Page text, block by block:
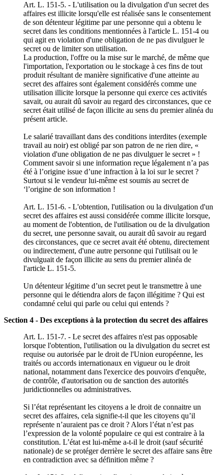
Art. L. 151-5. - L'utilisation ou la divulgation d'un secret des
affaires est illicite lorsqu'elle est réalisée sans le consentement
de son détenteur légitime par une personne qui a obtenu le
secret dans les conditions mentionnées à l'article L. 151-4 ou
qui agit en violation d'une obligation de ne pas divulguer le
secret ou de limiter son utilisation.
La production, l'offre ou la mise sur le marché, de même que
l'importation, l'exportation ou le stockage à ces fins de tout
produit résultant de manière significative d'une atteinte au
secret des affaires sont également considérés comme une
utilisation illicite lorsque la personne qui exerce ces activités
savait, ou aurait dû savoir au regard des circonstances, que ce
secret était utilisé de façon illicite au sens du premier alinéa du
présent article.
Le salarié travaillant dans des conditions interdites (exemple
travail au noir) est obligé par son patron de ne rien dire, «
violation d'une obligation de ne pas divulguer le secret » !
Comment savoir si une information reçue légalement n’a pas
été à l’origine issue d’une infraction à la loi sur le secret ?
Surtout si le vendeur lui-même est soumis au secret de
‘l’origine de son information !
Art. L. 151-6. - L'obtention, l'utilisation ou la divulgation d'un
secret des affaires est aussi considérée comme illicite lorsque,
au moment de l'obtention, de l'utilisation ou de la divulgation
du secret, une personne savait, ou aurait dû savoir au regard
des circonstances, que ce secret avait été obtenu, directement
ou indirectement, d'une autre personne qui l'utilisait ou le
divulguait de façon illicite au sens du premier alinéa de
l'article L. 151-5.
Un détenteur légitime d’un secret peut le transmettre à une
personne qui le détiendra alors de façon illégitime ? Qui est
condamné celui qui parle ou celui qui entends ?
Section 4 - Des exceptions à la protection du secret des affaires
Art. L. 151-7. - Le secret des affaires n'est pas opposable
lorsque l'obtention, l'utilisation ou la divulgation du secret est
requise ou autorisée par le droit de l'Union européenne, les
traités ou accords internationaux en vigueur ou le droit
national, notamment dans l'exercice des pouvoirs d'enquête,
de contrôle, d'autorisation ou de sanction des autorités
juridictionnelles ou administratives.
Si l’état représentant les citoyens a le droit de connaitre un
secret des affaires, cela signifie-t-il que les citoyens qu’il
représente n’auraient pas ce droit ? Alors l’état n’est pas
l’expression de la volonté populaire ce qui est contraire à la
constitution. L’état est lui-même a-t-il le droit (sauf sécurité
nationale) de se protéger derrière le secret des affaire sans être
en contradiction avec sa définition même ?